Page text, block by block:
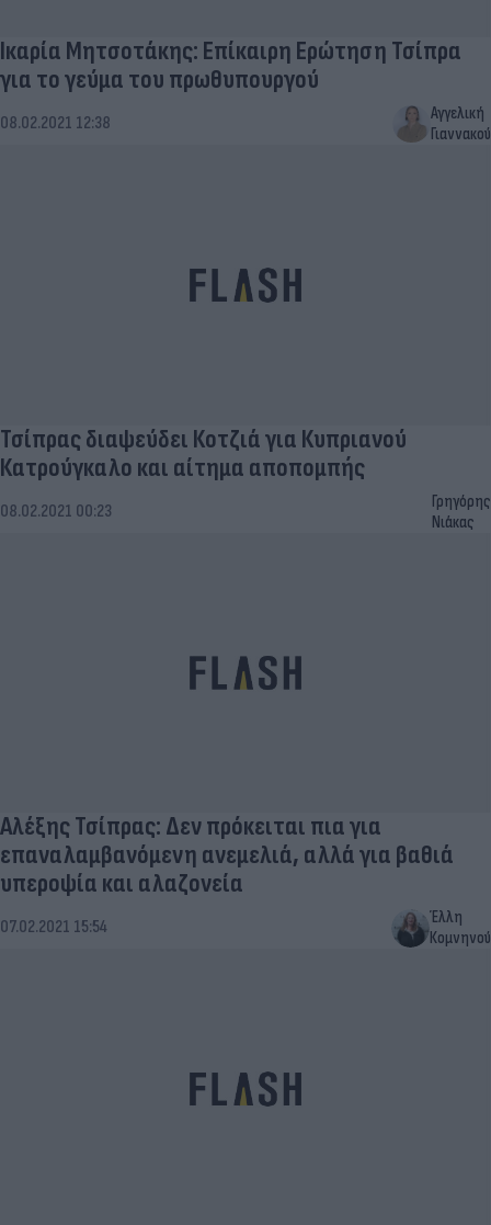
Ικαρία Μητσοτάκης: Επίκαιρη Ερώτηση Τσίπρα
για το γεύμα του πρωθυπουργού
08.02.2021 12:38
Αγγελική
Γιαννακού
Τσίπρας διαψεύδει Κοτζιά για Κυπριανού
Κατρούγκαλο και αίτημα αποπομπής
08.02.2021 00:23
Γρηγόρης
Νιάκας
Αλέξης Τσίπρας: Δεν πρόκειται πια για
επαναλαμβανόμενη ανεμελιά, αλλά για βαθιά
υπεροψία και αλαζονεία
07.02.2021 15:54
Έλλη
Κομνηνού